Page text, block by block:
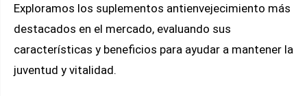
Exploramos los suplementos antienvejecimiento más
destacados en el mercado, evaluando sus
características y beneficios para ayudar a mantener la
juventud y vitalidad.